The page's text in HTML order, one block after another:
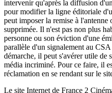
intervenir qu'après la diffusion
pour modifier la ligne éditoriale
peut imposer la remise à l'antenne
supprimée. Il n'est pas non plus
personne ou son éviction d'une
parallèle d'un signalement au
démarche, il peut s'avérer utile de
média incriminé. Pour ce faire, il
réclamation en se rendant sur le
Le site Internet de France 2